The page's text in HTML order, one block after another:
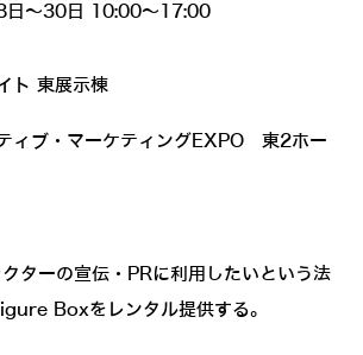
日～30日 10:00～17:00
ト 東展示棟
ィブ・マーケティングEXPO 東2ホー
ターの宣伝・PRに利用したいという法
Boxをレンタル提供する。